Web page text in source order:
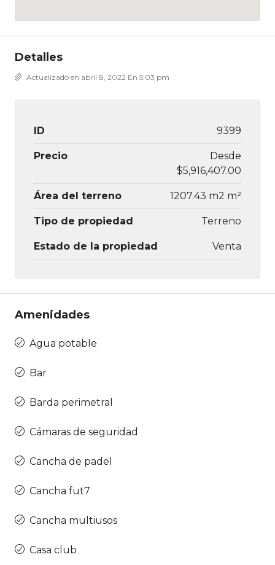
Detalles
Actualizado en abril 8, 2022 En 5:03 pm
ID 9399
Precio
Desde
$5,916,407.00
Área del terreno 1207.43 m2 m²
Tipo de propiedad Terreno
Estado de la propiedad Venta
Amenidades
Agua potable
Bar
Barda perimetral
Cámaras de seguridad
Cancha de padel
Cancha fut7
Cancha multiusos
Casa club